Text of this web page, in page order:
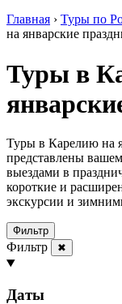
Главная › Туры по
на январские
Туры в
Туры в Карелию на
представлены
выездами в
короткие и
экскурсии и
Фильтр
Фильтр ✖
Даты